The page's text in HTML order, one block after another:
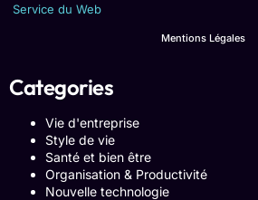
Service du Web
Mentions Légales
Categories
Vie d'entreprise
Style de vie
Santé et bien être
Organisation & Productivité
Nouvelle technologie